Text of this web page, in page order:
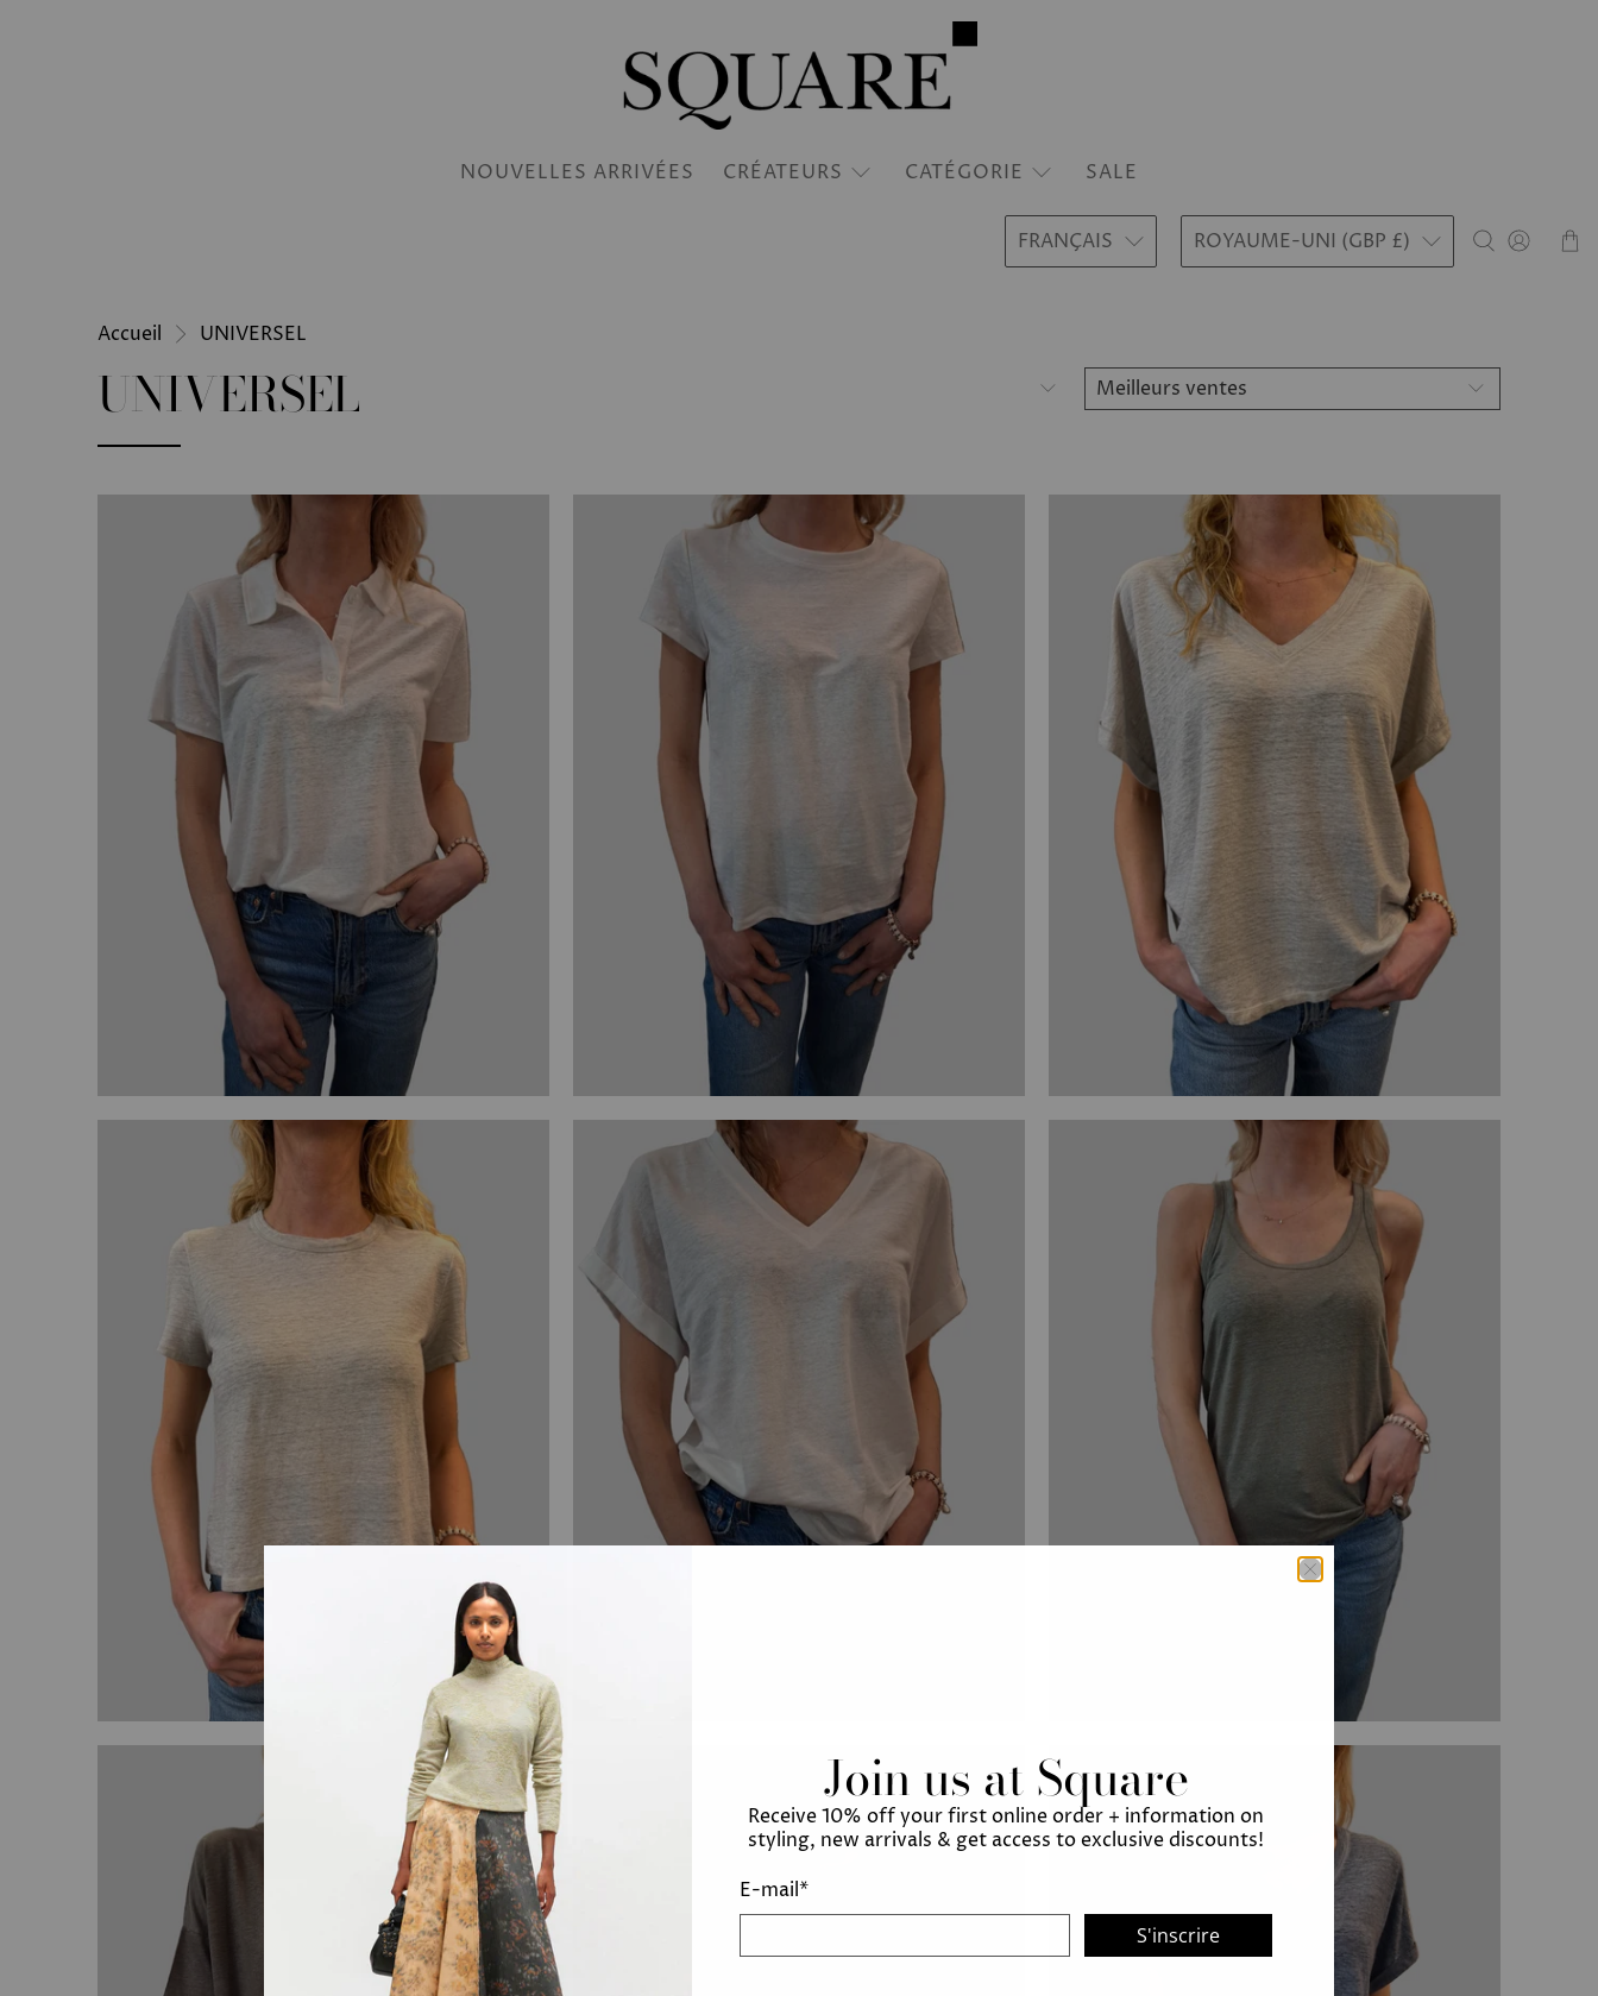
NOUVELLES ARRIVÉES CRÉATEURS CATÉGORIE SALE
FRANÇAIS ROYAUME-UNI (GBP £)
Accueil UNIVERSEL
UNIVERSEL
Join us at Square
Receive 10% off your first online order + information on
styling, new arrivals & get access to exclusive discounts!
E-mail*
S'inscrire